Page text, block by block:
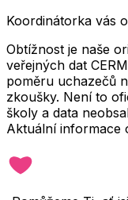
Koordinátorka vás
Obtížnost je naše
veřejných dat
poměru uchazečů
zkoušky. Není to
školy a data
Aktuální informace